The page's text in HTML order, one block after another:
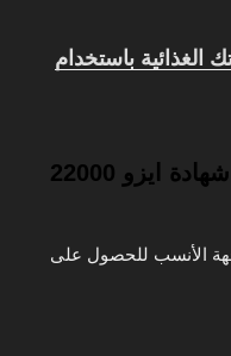
باستخدام
أفضل شركة للحصول على شهادة ايزو 22000
الأنسب للحصول على